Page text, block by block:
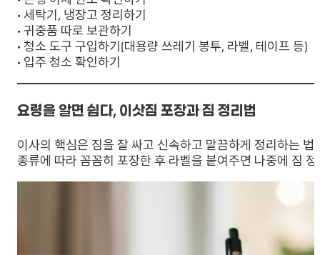
• 세탁기, 냉장고 정리하기
• 귀중품 따로 보관하기
• 청소 도구 구입하기(대용량 쓰레기 봉투, 라벨, 테이프 등)
• 입주 청소 확인하기
요령을 알면 쉽다, 이삿짐 포장과 짐 정리법
이사의 핵심은 짐을 잘 싸고 신속하고 말끔하게 정리하는
종류에 따라 꼼꼼히 포장한 후 라벨을 붙여주면 나중에 짐